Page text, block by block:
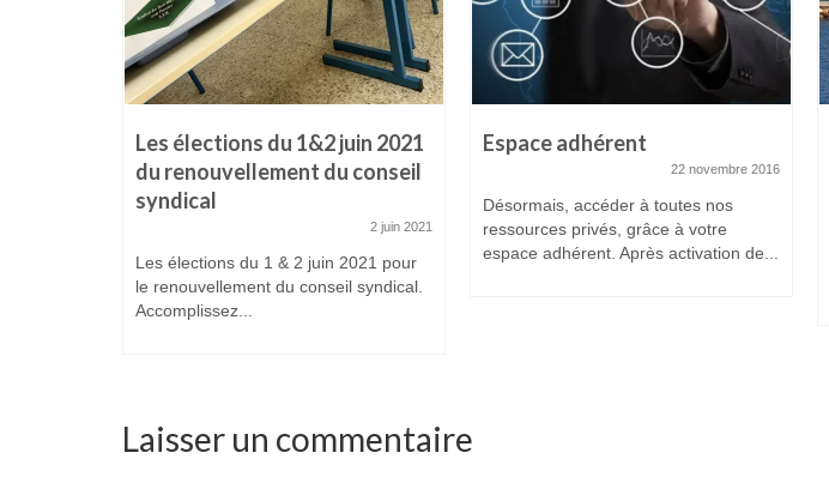
Les élections du 1&2 juin 2021
du renouvellement du conseil
syndical
2 juin 2021
Les élections du 1 & 2 juin 2021 pour
le renouvellement du conseil syndical.
Accomplissez...
Espace adhérent
22 novembre 2016
Désormais, accéder à toutes nos
ressources privés, grâce à votre
espace adhérent. Après activation de...
Laisser un commentaire